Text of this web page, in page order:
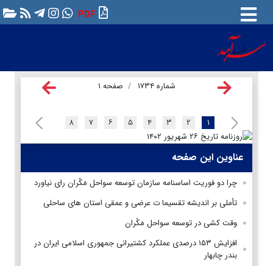
PDF
شماره ۱۷۳۴ صفحه ۱
۱ ۲ ۳ ۴ ۵ ۶ ۷ ۸
عناوین این صفحه
چرا دو فوریت اساسنامه سازمان توسعه سواحل مَکُران رای نیاورد
تأملی بر اندیشه تقسیما ت عرضی و عمقی استان های ساحلی
وقت کشی در توسعه سواحل مَکُران
افزایش ۱۵۳ درصد‌ی عملکرد کشتیرانی جمهوری اسلامی ایران در
بندر چابهار